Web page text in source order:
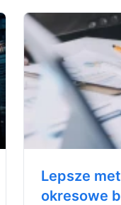
Lepsze
okresowe